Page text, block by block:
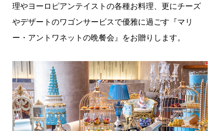
理やヨーロピアンテイストの各種お料理、更にチーズ
やデザートのワゴンサービスで優雅に過ごす『マリ
ー・アントワネットの晩餐会』をお贈りします。